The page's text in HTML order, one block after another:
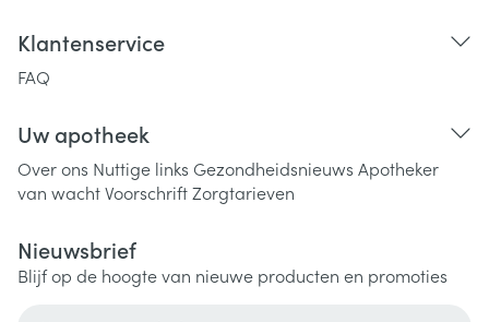
Klantenservice
FAQ
Uw apotheek
Over ons Nuttige links Gezondheidsnieuws Apotheker
van wachtVoorschriftZorgtarieven
Nieuwsbrief
Blijf op de hoogte van nieuwe producten en promoties